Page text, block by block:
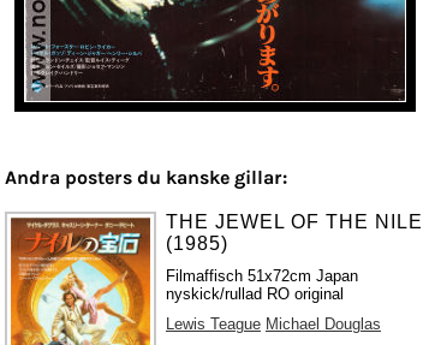
Andra posters du kanske gillar:
THE JEWEL OF THE NILE
(1985)
Filmaffisch 51x72cm Japan
nyskick/rullad RO original
Lewis Teague Michael Douglas